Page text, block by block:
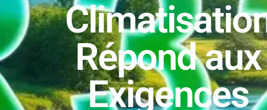
Répond aux
Exigences